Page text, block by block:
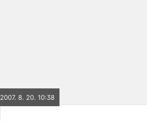
2007. 8. 20. 10:38